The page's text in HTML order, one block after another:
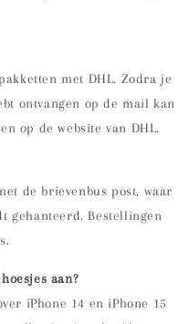
met DHL. Zodra je
ontvangen op de mail kan
op de website van DHL.
de brievenbus post, waar
gehanteerd. Bestellingen
aan?
iPhone 14 en iPhone 15